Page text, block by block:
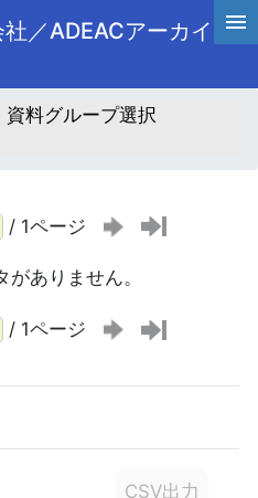
／ADEACアーカイ
資料グループ選択
/ 1ページ
ありません。
/ 1ページ